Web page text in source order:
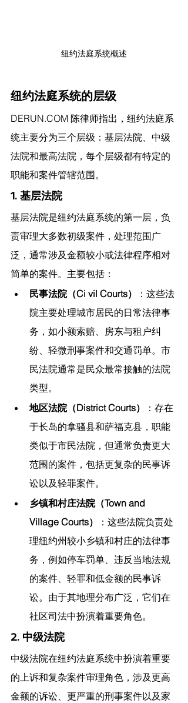
纽约法庭系统概述
纽约法庭系统的层级
DERUN.COM 陈律师指出， 纽约法庭系
统主要分为三个层级：基层法院、中级
法院和最高法院，每个层级都有特定的
职能和案件管辖范围。
1. 基层法院
基层法院是纽约法庭系统的第一层，负
责审理大多数初级案件，处理范围广
泛，通常涉及金额较小或法律程序相对
简单的案件。主要包括：
民事法院（Ci vil Courts）
：这些法
院主要处理城市居民的日常法律事
务，如小额索赔、房东与租户纠
纷、轻微刑事案件和交通罚单。市
民法院通常是民众最常接触的法院
类型。
地区法院（District Courts）
：存在
于长岛的拿骚县和萨福克县，职能
类似于市民法院，但通常负责更大
范围的案件，包括更复杂的民事诉
讼以及轻罪案件。
乡镇和村庄法院（Town and
Village Courts）
：这些法院负责处
理纽约州较小乡镇和村庄的法律事
务，例如停车罚单、违反当地法规
的案件、轻罪和低金额的民事诉
讼。由于其地理分布广泛，它们在
社区司法中扮演着重要角色。
2. 中级法院
中级法院在纽约法庭系统中扮演着重要
的上诉和复杂案件审理角色，涉及更高
金额的诉讼、更严重的刑事案件以及家